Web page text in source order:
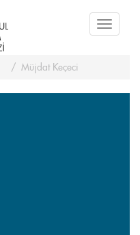
Toggle
Müjdat Keçeci